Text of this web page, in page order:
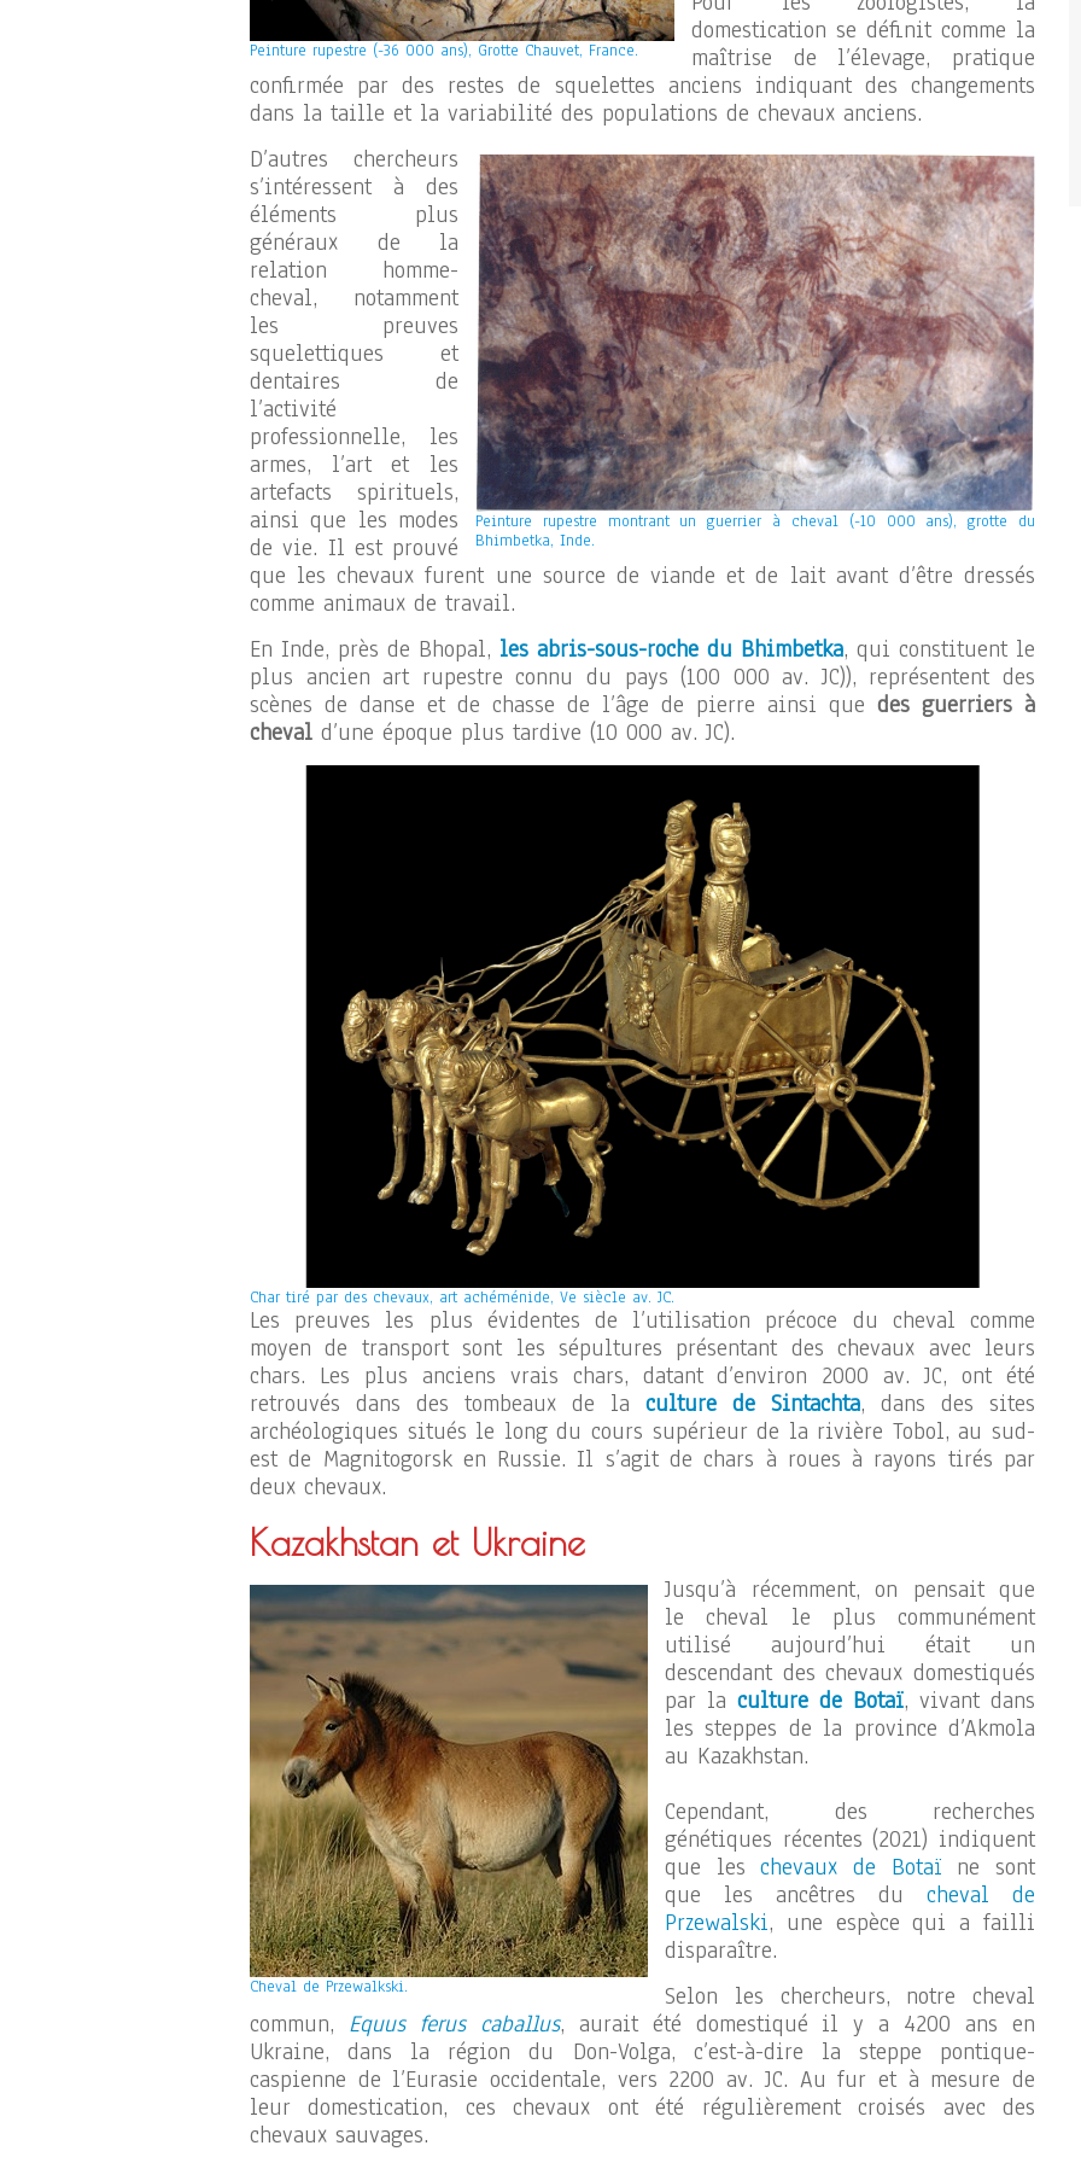
Peinture rupestre (-36 000 ans), Grotte Chauvet, France.
domestication se définit comme la
maîtrise de l’élevage, pratique
confirmée par des restes de squelettes anciens indiquant des changements
dans la taille et la variabilité des populations de chevaux anciens.
Peinture rupestre montrant un guerrier à cheval (-10 000 ans), grotte du
Bhimbetka, Inde.
D’autres chercheurs
s’intéressent à des
éléments plus
généraux de la
relation homme-
cheval, notamment
les preuves
squelettiques et
dentaires de
l’activité
professionnelle, les
armes, l’art et les
artefacts spirituels,
ainsi que les modes
de vie. Il est prouvé
que les chevaux furent une source de viande et de lait avant d’être dressés
comme animaux de travail.
En Inde, près de Bhopal, les abris-sous-roche du Bhimbetka, qui constituent le
plus ancien art rupestre connu du pays (100 000 av. JC)), représentent des
scènes de danse et de chasse de l’âge de pierre ainsi que des guerriers à
cheval d’une époque plus tardive (10 000 av. JC).
Char tiré par des chevaux, art achéménide, Ve siècle av. JC.
Les preuves les plus évidentes de l’utilisation précoce du cheval comme
moyen de transport sont les sépultures présentant des chevaux avec leurs
chars. Les plus anciens vrais chars, datant d’environ 2000 av. JC, ont été
retrouvés dans des tombeaux de la culture de Sintachta, dans des sites
archéologiques situés le long du cours supérieur de la rivière Tobol, au sud-
est de Magnitogorsk en Russie. Il s’agit de chars à roues à rayons tirés par
deux chevaux.
Kazakhstan et Ukraine
Cheval de Przewalkski.
Jusqu’à récemment, on pensait que
le cheval le plus communément
utilisé aujourd’hui était un
descendant des chevaux domestiqués
par la culture de Botaï, vivant dans
les steppes de la province d’Akmola
au Kazakhstan.
Cependant, des recherches
génétiques récentes (2021) indiquent
que leschevaux de Botaï ne sont
que les ancêtres du cheval de
Przewalski, une espèce qui a failli
disparaître.
Selon les chercheurs, notre cheval
commun, Equus ferus caballus, aurait été domestiqué il y a 4200 ans en
Ukraine, dans la région du Don-Volga, c’est-à-dire la steppe pontique-
caspienne de l’Eurasie occidentale, vers 2200 av. JC. Au fur et à mesure de
leur domestication, ces chevaux ont été régulièrement croisés avec des
chevaux sauvages.